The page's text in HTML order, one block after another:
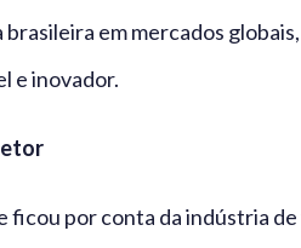
brasileira em mercados
e inovador.
ficou por conta da indústria